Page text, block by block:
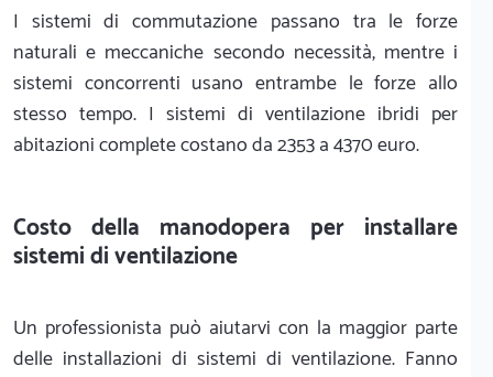
I sistemi di commutazione passano tra le forze
naturali e meccaniche secondo necessità, mentre i
sistemi concorrenti usano entrambe le forze allo
stesso tempo. I sistemi di ventilazione ibridi per
abitazioni complete costano da 2353 a 4370 euro.
Costo della manodopera per installare
sistemi di ventilazione
Un professionista può aiutarvi con la maggior parte
delle installazioni di sistemi di ventilazione. Fanno